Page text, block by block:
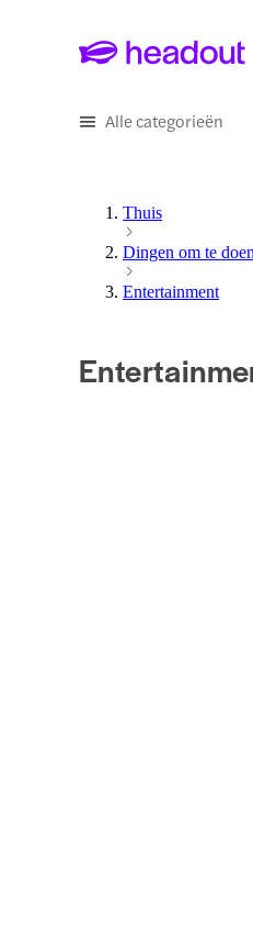
Alle categorieën
Thuis
Dingen om te
Entertainment